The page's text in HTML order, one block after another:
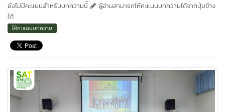
ยังไม่มีคะแนนสำหรับบทความนี้
ผู้อ่านสามารถให้คะแนนบทความได้จากปุ่มข้าง
ใต้
ให้คะแนนบทความ